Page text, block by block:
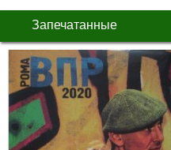
Запечатанные